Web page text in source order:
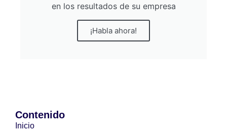
en los resultados de su empresa
¡Habla ahora!
Contenido
Inicio